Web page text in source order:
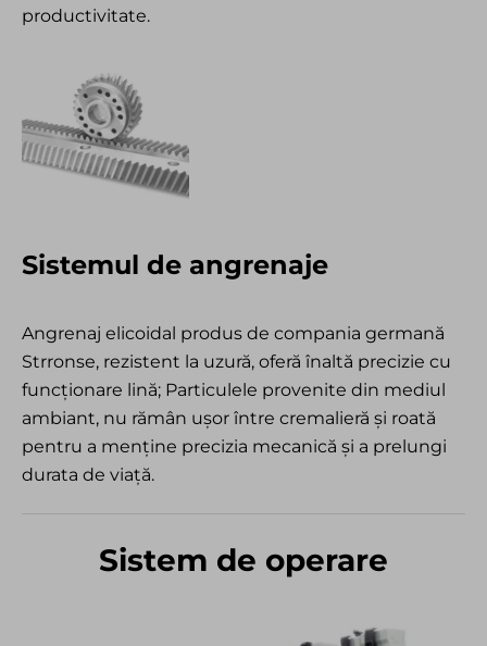
productivitate.
Sistemul de angrenaje
Angrenaj elicoidal produs de compania germană
Strronse, rezistent la uzură, oferă înaltă precizie cu
funcționare lină; Particulele provenite din mediul
ambiant, nu rămân ușor între cremalieră și roată
pentru a menține precizia mecanică și a prelungi
durata de viață.
Sistem de operare